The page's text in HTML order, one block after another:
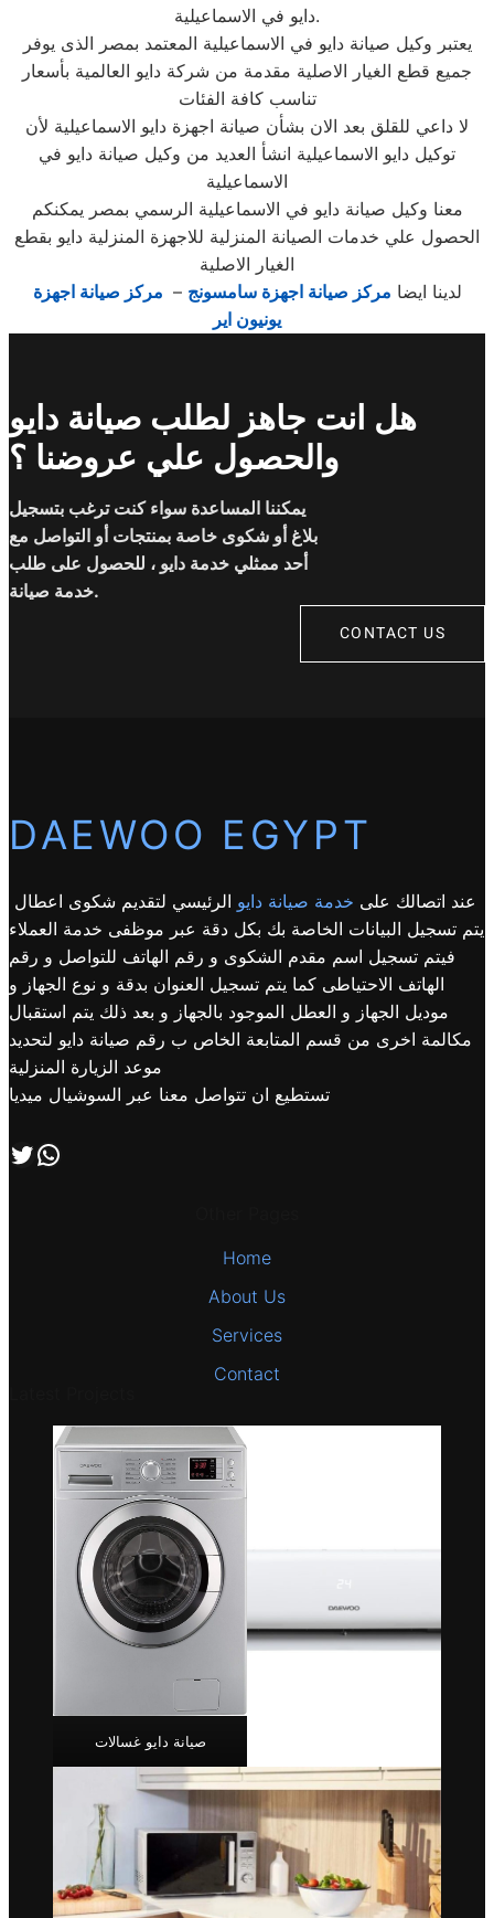
دايو في الاسماعيلية.
يعتبر وكيل صيانة دايو في الاسماعيلية المعتمد بمصر الذى يوفر
جميع قطع الغيار الاصلية مقدمة من شركة دايو العالمية بأسعار
تناسب كافة الفئات
لا داعي للقلق بعد الان بشأن صيانة اجهزة دايو الاسماعيلية لأن
توكيل دايو الاسماعيلية انشأ العديد من وكيل صيانة دايو في
الاسماعيلية
معنا وكيل صيانة دايو في الاسماعيلية الرسمي بمصر يمكنكم
الحصول علي خدمات الصيانة المنزلية للاجهزة المنزلية دايو بقطع
الغيار الاصلية
لدينا ايضا مركز صيانة اجهزة سامسونج – مركز صيانة اجهزة
يونيون اير
هل انت جاهز لطلب صيانة دايو
والحصول علي عروضنا ؟
يمكننا المساعدة سواء كنت ترغب بتسجيل
بلاغ أو شكوى خاصة بمنتجات أو التواصل مع
أحد ممثلي خدمة دايو ، للحصول على طلب
خدمة صيانة.
CONTACT US
DAEWOO EGYPT
عند اتصالك على خدمة صيانة دايو الرئيسي لتقديم شكوى اعطال
يتم تسجيل البيانات الخاصة بك بكل دقة عبر موظفى خدمة العملاء
فيتم تسجيل اسم مقدم الشكوى و رقم الهاتف للتواصل و رقم
الهاتف الاحتياطى كما يتم تسجيل العنوان بدقة و نوع الجهاز و
موديل الجهاز و العطل الموجود بالجهاز و بعد ذلك يتم استقبال
مكالمة اخرى من قسم المتابعة الخاص ب رقم صيانة دايو لتحديد
موعد الزيارة المنزلية
تستطيع ان تتواصل معنا عبر السوشيال ميديا
تابعنا علي صفحة التويتر اتصل بنا علي طريق الوتساب
Home
About Us
Services
Contact
صيانة دايو غسالات